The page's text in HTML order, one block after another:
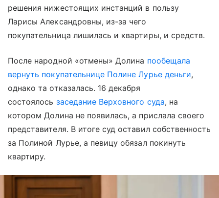
решения нижестоящих инстанций в пользу
Ларисы Александровны, из-за чего
покупательница лишилась и квартиры, и средств.
После народной «отмены» Долина пообещала
вернуть покупательнице Полине Лурье деньги,
однако та отказалась. 16 декабря
состоялось заседание Верховного суда, на
котором Долина не появилась, а прислала своего
представителя. В итоге суд оставил собственность
за Полиной Лурье, а певицу обязал покинуть
квартиру.